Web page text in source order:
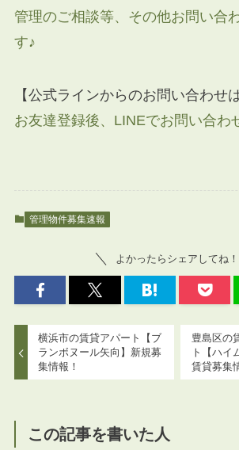
管理のご相談等、その他お問い合
す♪
【公式ラインからのお問い合わせ
お友達登録後、LINEでお問い合わ
管理物件募集速報
よかったらシェアしてね！
横浜市の賃貸アパート【ブ
ランボヌール矢向】新規募
集情報！
豊島区の
ト【ハイ
賃貸募集
この記事を書いた人